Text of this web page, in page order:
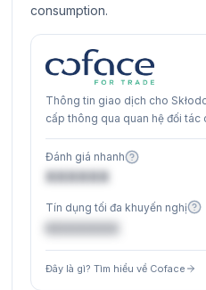
consumption.
Thông tin giao dịch cho
cấp thông qua quan hệ đối
Đánh giá nhanh
XXXXXX
Tín dụng tối đa khuyến nghị
Đây là gì? Tìm hiểu về Coface